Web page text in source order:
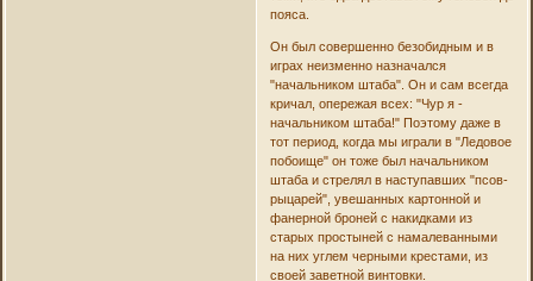
пояса.
Он был совершенно безобидным и в
играх неизменно назначался
"начальником штаба". Он и сам всегда
кричал, опережая всех: "Чур я -
начальником штаба!" Поэтому даже в
тот период, когда мы играли в "Ледовое
побоище" он тоже был начальником
штаба и стрелял в наступавших "псов-
рыцарей", увешанных картонной и
фанерной броней с накидками из
старых простыней с намалеванными
на них углем черными крестами, из
своей заветной винтовки.